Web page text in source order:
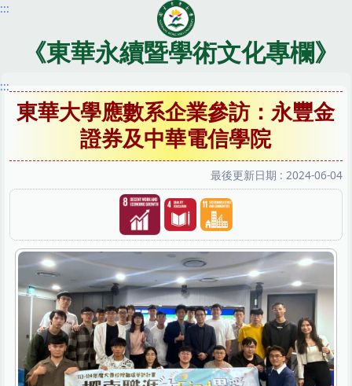
跳
內
區
:::
《東華永續暨學術文化專欄》
:::
東華大學應數系企業參訪：永豐金
證券及中華電信學院
最後更新日期 : 2024-06-04